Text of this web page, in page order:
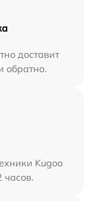
доставит
обратно.
Kugoo
часов.